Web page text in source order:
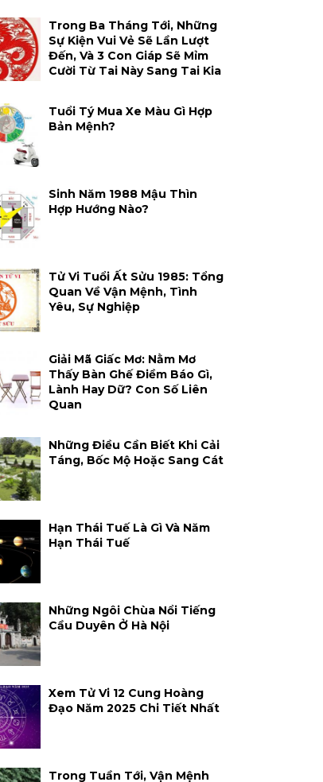
Trong Ba Tháng Tới, Những
Sự Kiện Vui Vẻ Sẽ Lần Lượt
Đến, Và 3 Con Giáp Sẽ Mỉm
Cười Từ Tai Này Sang Tai Kia
Tuổi Tý Mua Xe Màu Gì Hợp
Bản Mệnh?
Sinh Năm 1988 Mậu Thìn
Hợp Hướng Nào?
Tử Vi Tuổi Ất Sửu 1985: Tổng
Quan Về Vận Mệnh, Tình
Yêu, Sự Nghiệp
Giải Mã Giấc Mơ: Nằm Mơ
Thấy Bàn Ghế Điềm Báo Gì,
Lành Hay Dữ? Con Số Liên
Quan
Những Điều Cần Biết Khi Cải
Táng, Bốc Mộ Hoặc Sang Cát
Hạn Thái Tuế Là Gì Và Năm
Hạn Thái Tuế
Những Ngôi Chùa Nổi Tiếng
Cầu Duyên Ở Hà Nội
Xem Tử Vi 12 Cung Hoàng
Đạo Năm 2025 Chi Tiết Nhất
Trong Tuần Tới, Vận Mệnh